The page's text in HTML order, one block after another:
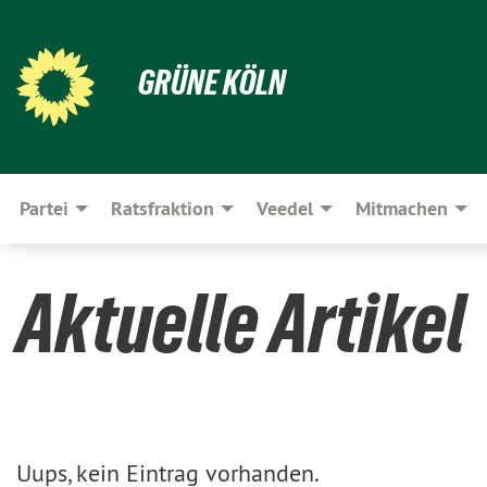
GRÜNE KÖLN
Partei Ratsfraktion Veedel Mitmachen
Aktuelle Artikel
Uups, kein Eintrag vorhanden.